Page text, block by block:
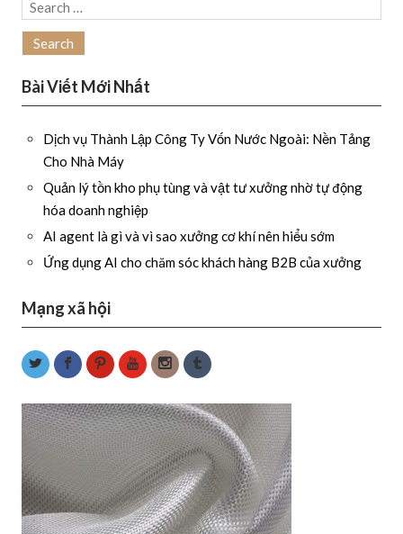
Search
for:
Bài Viết Mới Nhất
Dịch vụ Thành Lập Công Ty Vốn Nước Ngoài: Nền Tảng
Cho Nhà Máy
Quản lý tồn kho phụ tùng và vật tư xưởng nhờ tự động
hóa doanh nghiệp
AI agent là gì và vì sao xưởng cơ khí nên hiểu sớm
Ứng dụng AI cho chăm sóc khách hàng B2B của xưởng
Mạng xã hội